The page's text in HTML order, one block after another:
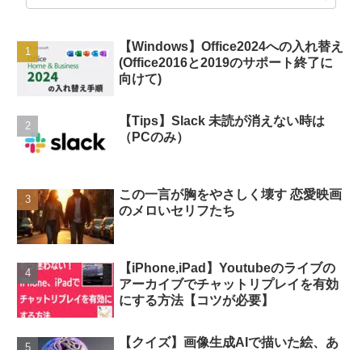
【Windows】Office2024への入れ替え
(Office2016と2019のサポート終了に
向けて)
【Tips】Slack 未読が消えない時は
（PCのみ）
この一言が胸をやさしく壊す 恋愛映画
のメロいセリフたち
【iPhone,iPad】Youtubeのライブの
アーカイブでチャットリプレイを有効
にする方法【コツが必要】
【クイズ】画像生成AIで描いた絵、あ